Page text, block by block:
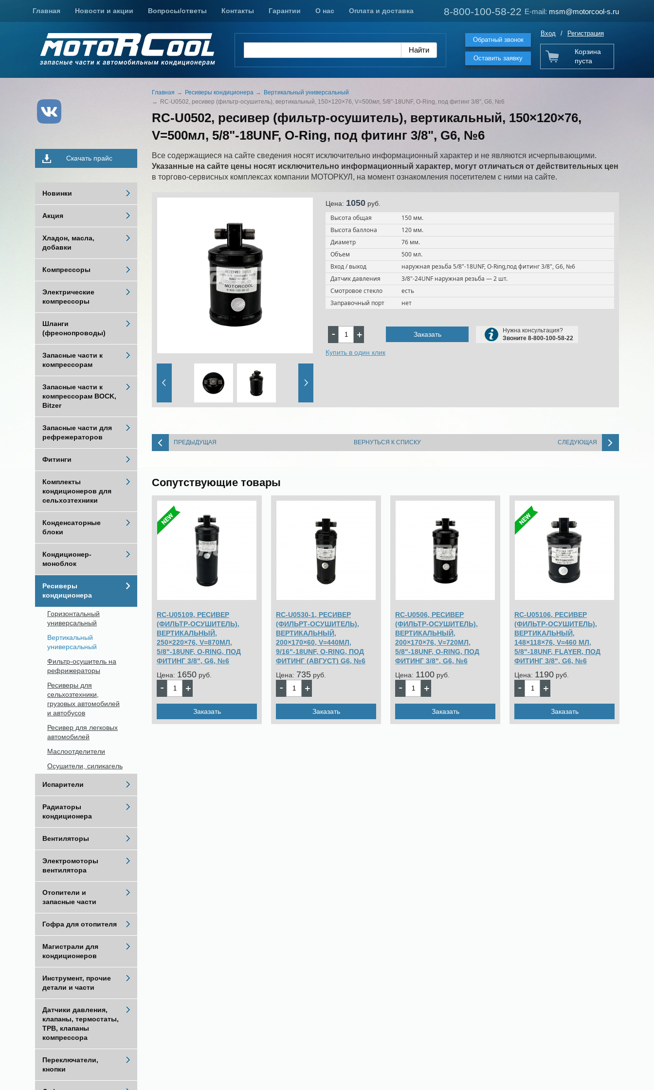
8-800-100-58-22 E-mail: msm@motorcool-s.ru
Обратный звонок
Оставить заявку
8-800-100-58-22 E-mail: msm@motorcool-s.ru
Главная Новости и акции Вопросы/ответы Контакты Гарантии О нас Оплата и доставка
Вход / Регистрация
Корзина
пуста
Главная Ресиверы кондиционера
Вертикальный универсальный
RC-U0502, ресивер (фильтр-осушитель), вертикальный, 150×120×76, V=500мл, 5/8"-18UNF, O-Ring, под фитинг 3/8", G6, №6
RC-U0502, ресивер (фильтр-осушитель), вертикальный, 150×120×76,
V=500мл, 5/8"-18UNF, O-Ring, под фитинг 3/8", G6, №6
Все содержащиеся на сайте сведения носят исключительно информационный характер и не являются исчерпывающими.
Указанные на сайте цены носят исключительно информационный характер, могут отличаться от действительных цен
в торгово-сервисных комплексах компании МОТОРКУЛ, на момент ознакомления посетителем с ними на сайте.
Цена: 1050 pуб.
Высота общая
150 мм.
Высота баллона
120 мм.
Диаметр
76 мм.
Объем
500 мл.
Вход / выход
наружная резьба 5/8"-18UNF, O-Ring,под фитинг 3/8", G6, №6
Датчик давления
3/8"-24UNF наружная резьба — 2 шт.
Смотровое стекло
есть
Заправочный порт
нет
Заказать
Нужна консультация?
Звоните 8-800-100-58-22
Купить в один клик
ПРЕДЫДУЩАЯ ВЕРНУТЬСЯ К СПИСКУ СЛЕДУЮЩАЯ
Сопутствующие товары
RC-U05109, РЕСИВЕР
(ФИЛЬТР-ОСУШИТЕЛЬ),
ВЕРТИКАЛЬНЫЙ,
250×220×76, V=870МЛ,
5/8"-18UNF, O-RING, ПОД
ФИТИНГ 3/8", G6, №6
Цена: 1650 pуб.
Заказать
RC-U0530-1, РЕСИВЕР
(ФИЛЬРТ-ОСУШИТЕЛЬ),
ВЕРТИКАЛЬНЫЙ,
200×170×60, V=440МЛ,
9/16"-18UNF, O-RING, ПОД
ФИТИНГ (АВГУСТ) G6, №6
Цена: 735 pуб.
Заказать
RC-U0506, РЕСИВЕР
(ФИЛЬТР-ОСУШИТЕЛЬ),
ВЕРТИКАЛЬНЫЙ,
200×170×76, V=720МЛ,
5/8"-18UNF, O-RING, ПОД
ФИТИНГ 3/8", G6, №6
Цена: 1100 pуб.
Заказать
RC-U05106, РЕСИВЕР
(ФИЛЬТР-ОСУШИТЕЛЬ),
ВЕРТИКАЛЬНЫЙ,
148×118×76, V=460 МЛ,
5/8"-18UNF, FLAYER, ПОД
ФИТИНГ 3/8", G6, №6
Цена: 1190 pуб.
Заказать
Скачать прайс
Новинки
Акция
Хладон, масла,
добавки
Компрессоры
Электрические
компрессоры
Шланги
(фреонопроводы)
Запасные части к
компрессорам
Запасные части к
компрессорам BOCK,
Bitzer
Запасные части для
рефрежераторов
Фитинги
Комплекты
кондиционеров для
сельхозтехники
Конденсаторные
блоки
Кондиционер-
моноблок
Ресиверы
кондиционера
Горизонтальный
универсальный
Вертикальный
универсальный
Фильтр-осушитель на
рефрижераторы
Ресиверы для
сельхозтехники,
грузовых автомобилей
и автобусов
Ресивер для легковых
автомобилей
Маслоотделители
Осушители, силикагель
Испарители
Радиаторы
кондиционера
Вентиляторы
Электромоторы
вентилятора
Отопители и
запасные части
Гофра для отопителя
Магистрали для
кондиционеров
Инструмент, прочие
детали и части
Датчики давления,
клапаны, термостаты,
ТРВ, клапаны
компрессора
Переключатели,
кнопки